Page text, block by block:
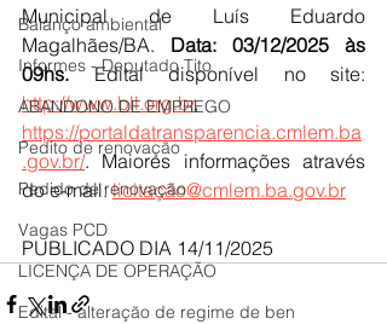
Balanço ambiental
Informes - Deputado Tito
ABANDONO DE EMPREGO
Pedito de renovação
Pedido de renovação
Vagas PCD
LICENÇA DE OPERAÇÃO
Edital - alteração de regime de ben
Municipal de Luís Eduardo
Magalhães/BA. Data: 03/12/2025 às
09hs.
http://www.bll.org.br,
https://portaldatransparencia.cmlem.ba
.gov.br/. Maiores informações através
do e-mail: licitação@cmlem.ba.gov.br
PUBLICADO DIA 14/11/2025